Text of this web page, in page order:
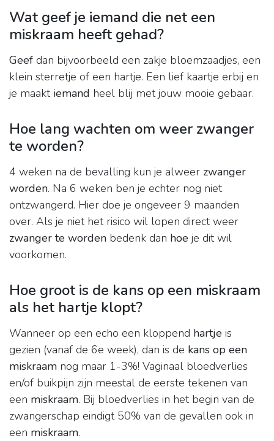
Wat geef je iemand die net een
miskraam heeft gehad?
Geef dan bijvoorbeeld een zakje bloemzaadjes, een
klein sterretje of een hartje. Een lief kaartje erbij en
je maakt iemand heel blij met jouw mooie gebaar.
Hoe lang wachten om weer zwanger
te worden?
4 weken na de bevalling kun je alweer zwanger
worden. Na 6 weken ben je echter nog niet
ontzwangerd. Hier doe je ongeveer 9 maanden
over. Als je niet het risico wil lopen direct weer
zwanger te worden bedenk dan hoe je dit wil
voorkomen.
Hoe groot is de kans op een miskraam
als het hartje klopt?
Wanneer op een echo een kloppend hartje is
gezien (vanaf de 6e week), dan is de kans op een
miskraam nog maar 1-3%! Vaginaal bloedverlies
en/of buikpijn zijn meestal de eerste tekenen van
een miskraam. Bij bloedverlies in het begin van de
zwangerschap eindigt 50% van de gevallen ook in
een miskraam.